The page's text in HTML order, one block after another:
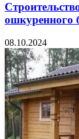
ошкуренного
08.10.2024